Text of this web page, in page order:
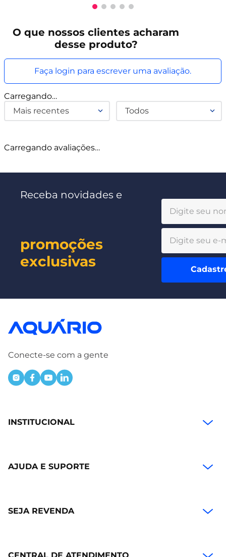
O que nossos clientes acharam
desse produto?
Carregando…
Faça login para escrever uma avaliação.
Mais recentes Todos
Carregando avaliações…
Receba novidades e
promoções
exclusivas
Conecte-se com a gente
INSTITUCIONAL
AJUDA E SUPORTE
SEJA REVENDA